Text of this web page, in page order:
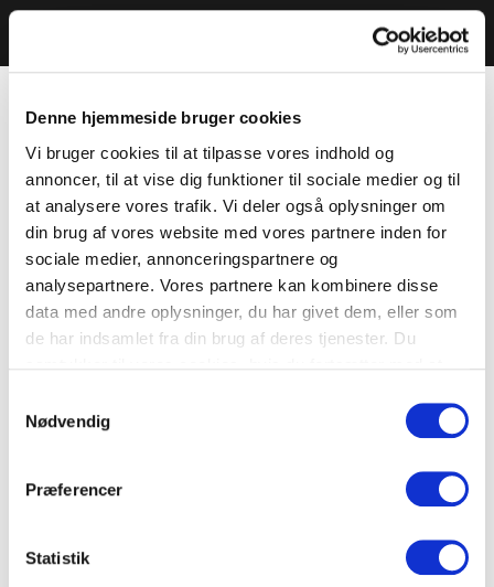
Denne hjemmeside bruger cookies
Vi bruger cookies til at tilpasse vores indhold og
annoncer, til at vise dig funktioner til sociale medier og til
at analysere vores trafik. Vi deler også oplysninger om
din brug af vores website med vores partnere inden for
sociale medier, annonceringspartnere og
analysepartnere. Vores partnere kan kombinere disse
data med andre oplysninger, du har givet dem, eller som
de har indsamlet fra din brug af deres tjenester. Du
Nødvendig
Præferencer
Statistik